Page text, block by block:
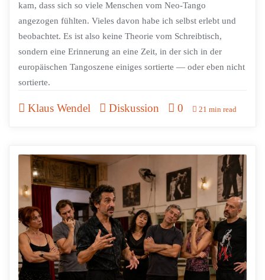
kam, dass sich so viele Menschen vom Neo-Tango
angezogen fühlten. Vieles davon habe ich selbst erlebt und
beobachtet. Es ist also keine Theorie vom Schreibtisch,
sondern eine Erinnerung an eine Zeit, in der sich in der
europäischen Tangoszene einiges sortierte — oder eben nicht
sortierte.
Klaus Wendel Diskussion 0 21 min read